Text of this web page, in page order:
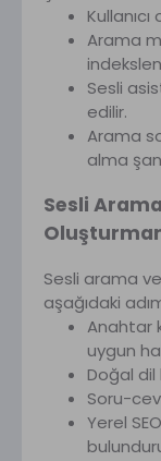
Arama
Sesli
edilir.
Arama
alma
Sesli
Sesli arama
aşağıdaki
Anahtar
uygun
Doğal dil
Soru-
Yerel